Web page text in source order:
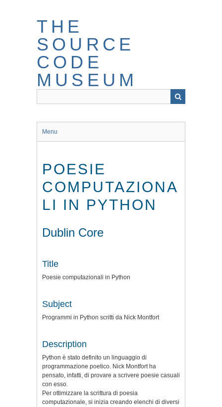
THE
SOURCE
CODE
MUSEUM
Menu
POESIE
COMPUTAZIONA
LI IN PYTHON
Dublin Core
Title
Poesie computazionali in Python
Subject
Programmi in Python scritti da Nick Montfort
Description
Python è stato definito un linguaggio di
programmazione poetico. Nick Montfort ha
pensato, infatti, di provare a scrivere poesie casuali
con esso.
Per ottimizzare la scrittura di poesia
computazionale, si inizia creando elenchi di diversi